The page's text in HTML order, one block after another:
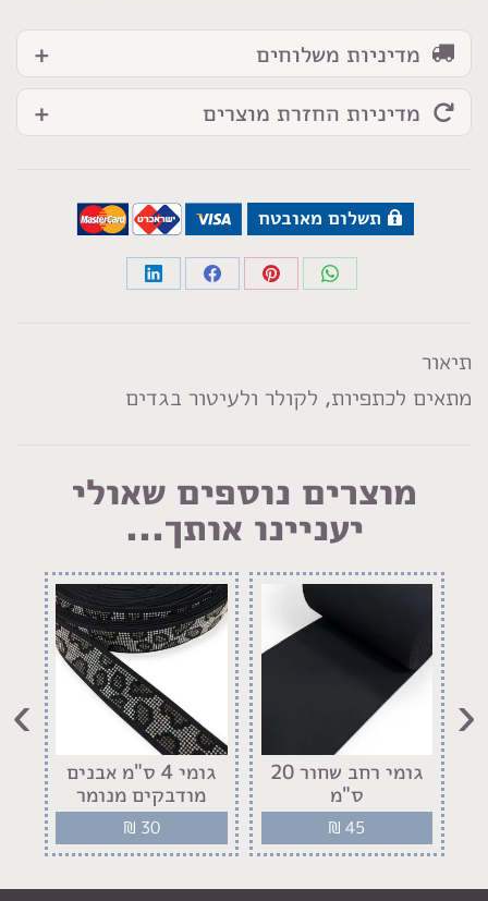
מדיניות משלוחים
מדיניות החזרת מוצרים
תשלום מאובטח
Share
Share
Share
Share
תיאור
מתאים לכתפיות, לקולר ולעיטור בגדים
מוצרים נוספים שאולי
יעניינו אותך...
גומי רחב שחור 20
ס"מ
₪ 45
גומי 4 ס"מ אבנים
מודבקים מנומר
₪ 30
‹
›